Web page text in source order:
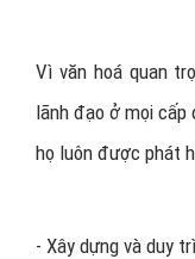
Vì văn hoá quan
lãnh đạo ở mọi
họ luôn được phát
- Xây dựng và duy